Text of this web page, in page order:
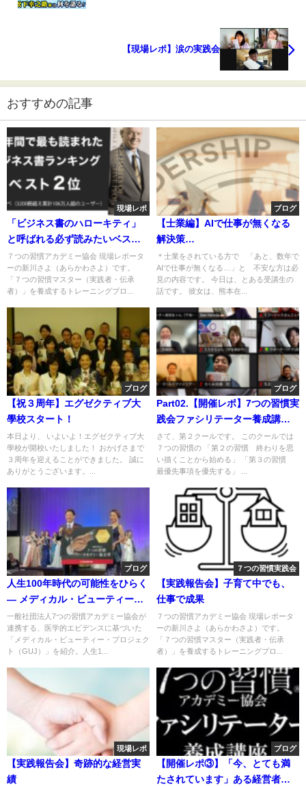
【現場レポ】涙の実践会
おすすめの記事
現場レポ
「ビジネス書のハローキティ」
と呼ばれる必ず読みたいベスト
セラー
７つの習慣アカデミー協会 現場レポータ
ーの新川さよ（あらかわさよ）です。
「７つの習慣マスター（実践者・伝承
者）」を養成するトレーニングプロ...
ブログ
【士業編】AIで仕事が無くなる
解決策…￼
＊士業をされている方で 「あと、数年で
AIで仕事が無くなる…」と 不安な方は必
見の内容です。 今日は、とある受講生の
話です。 彼女は、熊本在...
ブログ
【祝３周年】エグゼクティブ大
學校スタート！
本日より、 いよいよ！エグゼクティブ大
學校が開校いたしました！ おかげさまで
３周年を迎えることができました。 誠に
ありがとうございます。...
ブログ
Part02.【開催レポ】7つの習慣実
践会ファシリテーター養成講座
第7期 第2クール
さて、第２クールです。 このクールでは
７つの習慣の 「第２の習慣 終わりを思
い描くことから始める」 「第３の習慣
最優先事項を優先する」 ...
ブログ
人生100年時代の可能性をひらく
― メディカル・ビューティー・
プロジェクト（GUJ）と連携
一般社団法人7つの習慣アカデミー協会が
連携する、医学的エビデンスに基づいた
「メディカル・ビューティー・プロジェク
ト（GUJ）」を紹介。人生1...
７つの習慣実践会
【実践報告会】子育て中でも、
仕事で成果
７つの習慣アカデミー協会 現場レポータ
ーの新川さよ（あらかわさよ）です。
「７つの習慣マスター（実践者・伝承
者）」を養成するトレーニングプロ...
現場レポ
【実践報告会】奇跡的な経営実
績
ブログ
【開催レポ③】「今、とても満
たされています」ある経営者の